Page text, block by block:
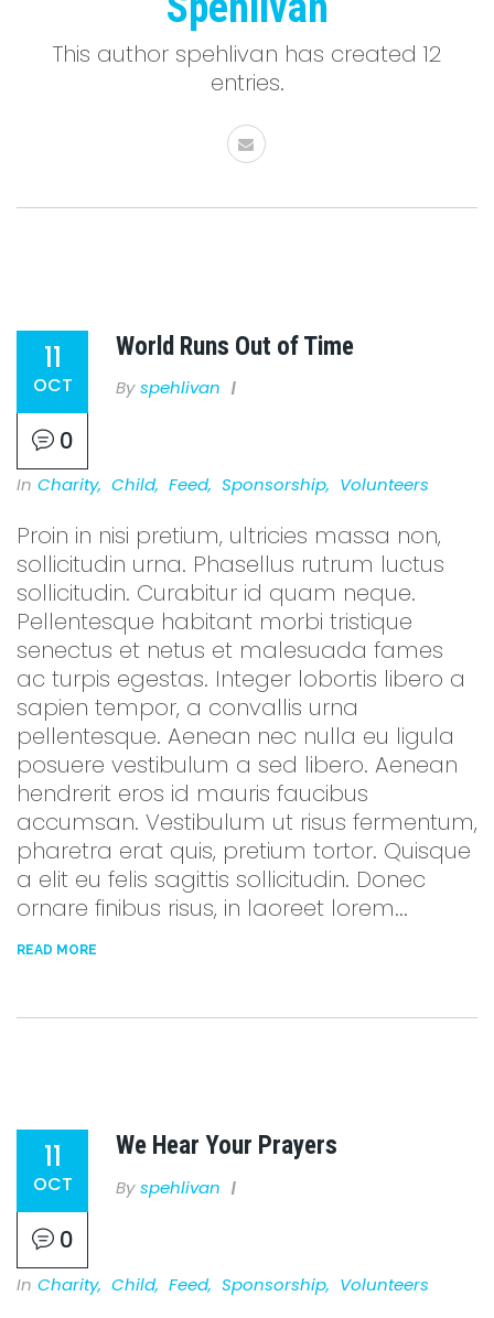
This author spehlivan has created 12
entries.
11
OCT
0
World Runs Out of Time
By Spehlivan
In Charity, Child, Feed, Sponsorship, Volunteers
Proin in nisi pretium, ultricies massa non,
sollicitudin urna. Phasellus rutrum luctus
sollicitudin. Curabitur id quam neque.
Pellentesque habitant morbi tristique
senectus et netus et malesuada fames
ac turpis egestas. Integer lobortis libero a
sapien tempor, a convallis urna
pellentesque. Aenean nec nulla eu ligula
posuere vestibulum a sed libero. Aenean
hendrerit eros id mauris faucibus
accumsan. Vestibulum ut risus fermentum,
pharetra erat quis, pretium tortor. Quisque
a elit eu felis sagittis sollicitudin. Donec
ornare finibus risus, in laoreet lorem...
READ MORE
11
OCT
0
We Hear Your Prayers
By Spehlivan
In Charity, Child, Feed, Sponsorship, Volunteers